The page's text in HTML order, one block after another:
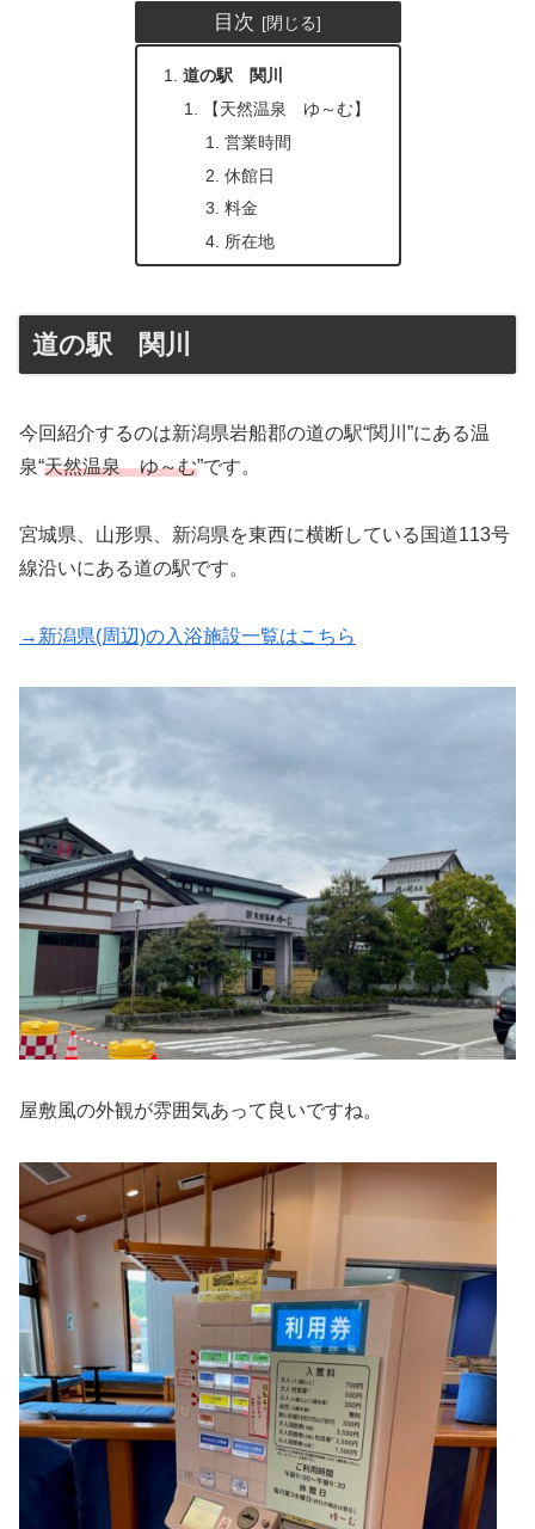
目次
道の駅 関川
【天然温泉 ゆ～む】
営業時間
休館日
料金
所在地
道の駅 関川
今回紹介するのは新潟県岩船郡の道の駅“関川”にある温
泉“天然温泉 ゆ～む”です。
宮城県、山形県、新潟県を東西に横断している国道113号
線沿いにある道の駅です。
→新潟県(周辺)の入浴施設一覧はこちら
屋敷風の外観が雰囲気あって良いですね。